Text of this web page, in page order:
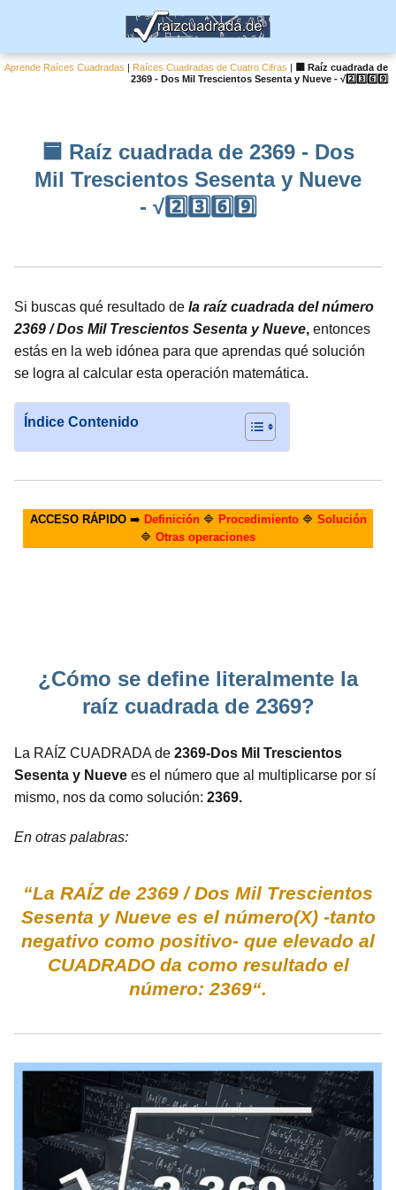
Aprende Raíces Cuadradas | Raíces Cuadradas de Cuatro Cifras |
🟦 Raíz cuadrada de
2369 - Dos Mil Trescientos Sesenta y Nueve - √2️⃣3️⃣6️⃣9️⃣
🟦 Raíz cuadrada de 2369 - Dos
Mil Trescientos Sesenta y Nueve
- √2️⃣3️⃣6️⃣9️⃣
Si buscas qué resultado de la raíz cuadrada del número
2369 / Dos Mil Trescientos Sesenta y Nueve, entonces
estás en la web idónea para que aprendas qué solución
se logra al calcular esta operación matemática.
Índice Contenido
ACCESO RÁPIDO➡️ Definición🔷 Procedimiento🔷 Solución
🔷 Otras operaciones
¿Cómo se define literalmente la
raíz cuadrada de 2369?
La RAÍZ CUADRADA de 2369-Dos Mil Trescientos
Sesenta y Nueve es el número que al multiplicarse por sí
mismo, nos da como solución: 2369.
En otras palabras:
“La RAÍZ de 2369 / Dos Mil Trescientos
Sesenta y Nueve es el número(X) -tanto
negativo como positivo- que elevado al
CUADRADO da como resultado el
número: 2369“.